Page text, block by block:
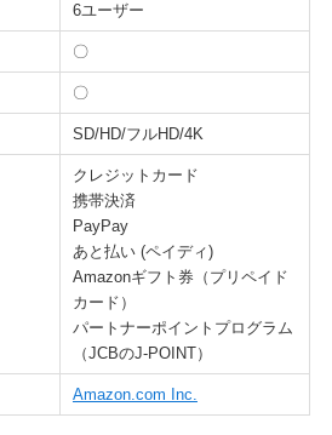
6ユーザー
〇
〇
SD/HD/フルHD/4K
クレジットカード
携帯決済
PayPay
あと払い (ペイディ)
Amazonギフト券（プリペイド
カード）
パートナーポイントプログラム
（JCBのJ-POINT）
Amazon.com Inc.